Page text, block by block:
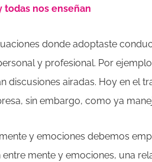
todas nos enseñan
donde adoptaste
y profesional. Por
discusiones airadas. Hoy en el
sin embargo, como ya
y emociones debemos
mente y emociones, una